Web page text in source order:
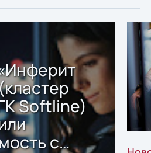
Softline)
с